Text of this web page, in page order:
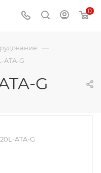
0
—
ATA-G
G
ATA-G